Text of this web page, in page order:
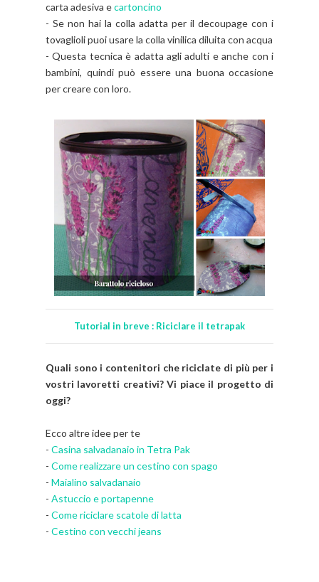
carta adesiva ecartoncino
- Se non hai la colla adatta per il decoupage con i
tovaglioli puoi usare la colla vinilica diluita con acqua
- Questa tecnica è adatta agli adulti e anche con i
bambini, quindi può essere una buona occasione
per creare con loro.
Tutorial in breve : Riciclare il tetrapak
Quali sono i contenitori che riciclate di più per i
vostri lavoretti creativi? Vi piace il progetto di
oggi?
Ecco altre idee per te
- Casina salvadanaio in Tetra Pak
- Come realizzare un cestino con spago
- Maialino salvadanaio
- Astuccio e portapenne
- Come riciclare scatole di latta
- Cestino con vecchi jeans